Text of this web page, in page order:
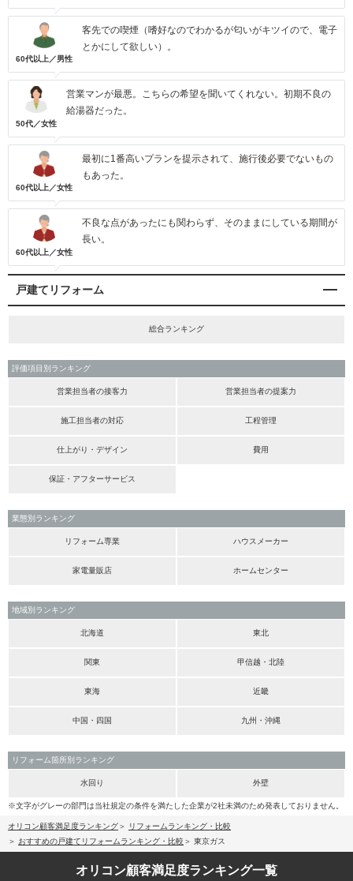
60代以上／男性
客先での喫煙（嗜好なのでわかるが匂いがキツイので、電子
とかにして欲しい）。
50代／女性
営業マンが最悪。こちらの希望を聞いてくれない。初期不良の
給湯器だった。
60代以上／女性
最初に1番高いプランを提示されて、施行後必要でないもの
もあった。
60代以上／女性
不良な点があったにも関わらず、そのままにしている期間が
長い。
戸建てリフォーム
総合ランキング
評価項目別ランキング
営業担当者の接客力 営業担当者の提案力
施工担当者の対応 工程管理
仕上がり・デザイン 費用
保証・アフターサービス
業態別ランキング
リフォーム専業 ハウスメーカー
家電量販店 ホームセンター
地域別ランキング
北海道 東北
関東 甲信越・北陸
東海 近畿
中国・四国 九州・沖縄
リフォーム箇所別ランキング
水回り 外壁
※文字がグレーの部門は当社規定の条件を満たした企業が2社未満のため発表しておりません。
オリコン顧客満足度ランキング
リフォームランキング・比較
おすすめの戸建てリフォームランキング・比較
東京ガス
オリコン顧客満足度ランキング一覧